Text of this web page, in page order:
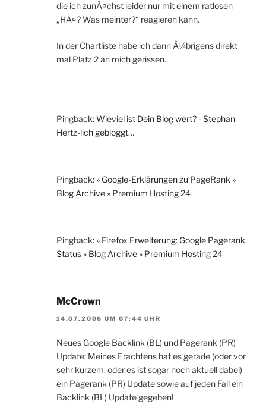
die ich zunÃ¤chst leider nur mit einem ratlosen
„HÃ¤? Was meinter?“ reagieren kann.
In der Chartliste habe ich dann Ã¼brigens direkt
mal Platz 2 an mich gerissen.
Pingback:Wieviel ist Dein Blog wert? - Stephan
Hertz-lich gebloggt…
Pingback: » Google-Erklärungen zu PageRank »
Blog Archive » Premium Hosting 24
Pingback: » Firefox Erweiterung: Google Pagerank
Status » Blog Archive » Premium Hosting 24
McCrown
14.07.2006 UM 07:44 UHR
Neues Google Backlink (BL) und Pagerank (PR)
Update: Meines Erachtens hat es gerade (oder vor
sehr kurzem, oder es ist sogar noch aktuell dabei)
ein Pagerank (PR) Update sowie auf jeden Fall ein
Backlink (BL) Update gegeben!